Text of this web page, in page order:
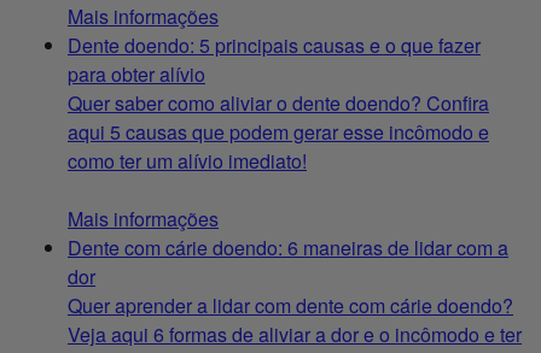
Mais informações
Dente doendo: 5 principais causas e o que fazer
para obter alívio
Quer saber como aliviar o dente doendo? Confira
aqui 5 causas que podem gerar esse incômodo e
como ter um alívio imediato!
Mais informações
Dente com cárie doendo: 6 maneiras de lidar com a
dor
Quer aprender a lidar com dente com cárie doendo?
Veja aqui 6 formas de aliviar a dor e o incômodo e ter